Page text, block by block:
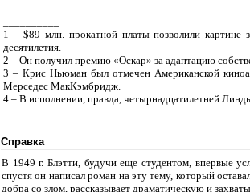
1 – $89 млн. прокатной платы позволили картине
десятилетия.
2 – Он получил премию «Оскар» за адаптацию
3 – Крис Ньюман был отмечен Американской
Мерседес МакКэмбридж.
4 – В исполнении, правда, четырнадцатилетней
Справка
В 1949 г. Блэтти, будучи еще студентом, впервые
спустя он написал роман на эту тему, который
добра со злом, рассказывает драматическую и